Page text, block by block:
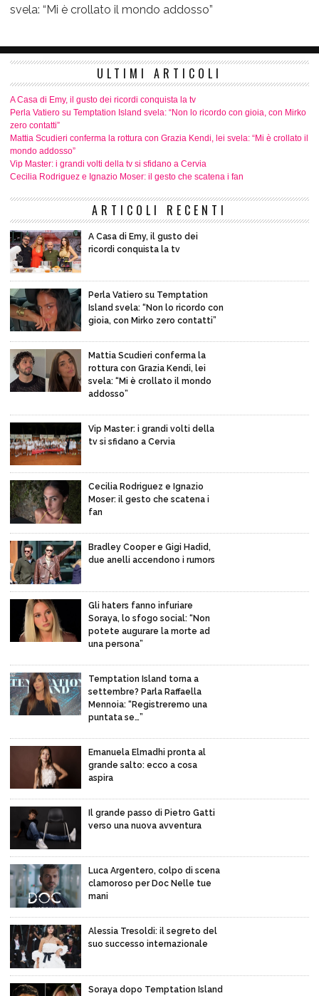
svela: “Mi è crollato il mondo addosso”
ULTIMI ARTICOLI
A Casa di Emy, il gusto dei ricordi conquista la tv
Perla Vatiero su Temptation Island svela: “Non lo ricordo con gioia, con Mirko
zero contatti”
Mattia Scudieri conferma la rottura con Grazia Kendi, lei svela: “Mi è crollato il
mondo addosso”
Vip Master: i grandi volti della tv si sfidano a Cervia
Cecilia Rodriguez e Ignazio Moser: il gesto che scatena i fan
ARTICOLI RECENTI
A Casa di Emy, il gusto dei
ricordi conquista la tv
Perla Vatiero su Temptation
Island svela: “Non lo ricordo con
gioia, con Mirko zero contatti”
Mattia Scudieri conferma la
rottura con Grazia Kendi, lei
svela: “Mi è crollato il mondo
addosso”
Vip Master: i grandi volti della
tv si sfidano a Cervia
Cecilia Rodriguez e Ignazio
Moser: il gesto che scatena i
fan
Bradley Cooper e Gigi Hadid,
due anelli accendono i rumors
Gli haters fanno infuriare
Soraya, lo sfogo social: “Non
potete augurare la morte ad
una persona”
Temptation Island torna a
settembre? Parla Raffaella
Mennoia: “Registreremo una
puntata se…”
Emanuela Elmadhi pronta al
grande salto: ecco a cosa
aspira
Il grande passo di Pietro Gatti
verso una nuova avventura
Luca Argentero, colpo di scena
clamoroso per Doc Nelle tue
mani
Alessia Tresoldi: il segreto del
suo successo internazionale
Soraya dopo Temptation Island